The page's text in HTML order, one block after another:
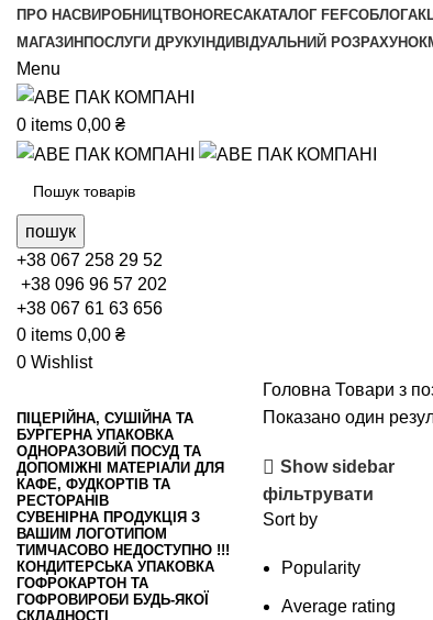
ПРО НАСВИРОБНИЦТВОHORECAКАТАЛОГ FEFCOБЛОГ
МАГАЗИН ПОСЛУГИ ДРУКУ ІНДИВІДУАЛЬНИЙ РОЗРАХУНОК
Menu
0 items 0,00 ₴
пошук
+38 067 258 29 52
+38 096 96 57 202
+38 067 61 63 656
0 items 0,00 ₴
0 Wishlist
ПІЦЕРІЙНА, СУШІЙНА ТА
БУРГЕРНА УПАКОВКА
ОДНОРАЗОВИЙ ПОСУД ТА
ДОПОМІЖНІ МАТЕРІАЛИ ДЛЯ
КАФЕ, ФУДКОРТІВ ТА
РЕСТОРАНІВ
СУВЕНІРНА ПРОДУКЦІЯ З
ВАШИМ ЛОГОТИПОМ
ТИМЧАСОВО НЕДОСТУПНО !!!
КОНДИТЕРСЬКА УПАКОВКА
ГОФРОКАРТОН ТА
ГОФРОВИРОБИ БУДЬ-ЯКОЇ
СКЛАДНОСТІ
Головна Товари з
Показано один
Show sidebar
фільтрувати
Sort by
Popularity
Average rating